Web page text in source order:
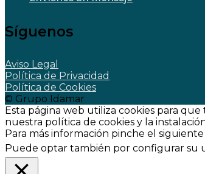
Síguenos
Aviso Legal
Política de Privacidad
Política de Cookies
© Grupo Idamar
Esta página web utiliza cookies para
nuestra política de cookies y la
Para más información pinche el
Puede optar también por configurar su